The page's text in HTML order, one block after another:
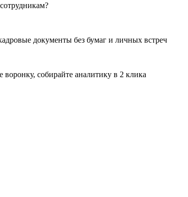
документы без бумаг и личных встреч
воронку, собирайте аналитику в 2 клика